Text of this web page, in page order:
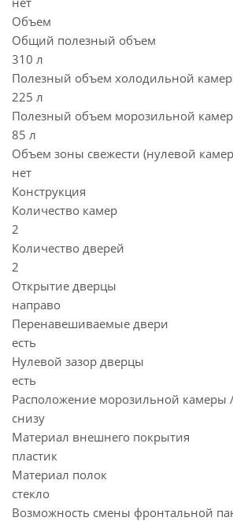
Объем
Общий полезный объем
310 л
Полезный объем холодильной
225 л
Полезный объем морозильной
85 л
Объем зоны свежести (нулевой
нет
Конструкция
Количество камер
2
Количество дверей
2
Открытие дверцы
направо
Перенавешиваемые двери
есть
Нулевой зазор дверцы
есть
Расположение морозильной камеры
снизу
Материал внешнего покрытия
пластик
Материал полок
стекло
Возможность смены фронтальной